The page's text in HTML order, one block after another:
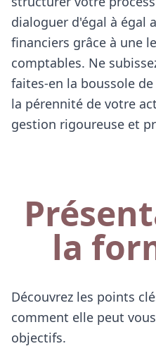
dialoguer d'égal à égal
financiers grâce à une
comptables. Ne
faites-en la boussole
la pérennité de votre
gestion rigoureuse et
la
Découvrez les points
comment elle peut
objectifs.